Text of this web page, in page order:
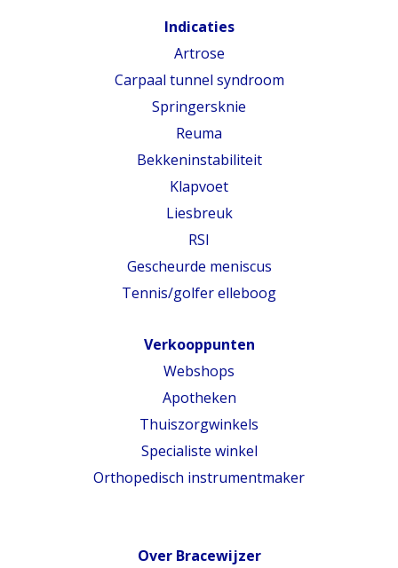
Indicaties
Artrose
Carpaal tunnel syndroom
Springersknie
Reuma
Bekkeninstabiliteit
Klapvoet
Liesbreuk
RSI
Gescheurde meniscus
Tennis/golfer elleboog
Verkooppunten
Webshops
Apotheken
Thuiszorgwinkels
Specialiste winkel
Orthopedisch instrumentmaker
Over Bracewijzer